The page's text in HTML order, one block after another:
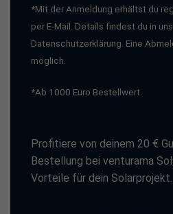
*Mit der Anmeldung erhältst du
per E-Mail. Details findest du in
Datenschutzerklärung. Eine
möglich.
*Ab 1000 Euro Bestellwert.
Profitiere von deinem 20 €
Bestellung bei venturama
Vorteile für dein Solarprojekt.